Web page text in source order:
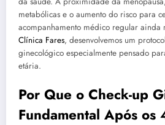
metabólicas e o aumento do risco para
acompanhamento médico regular ainda
Clínica Fares, desenvolvemos um
ginecológico especialmente pensado
etária.
Por Que o Check-up
Fundamental Após os